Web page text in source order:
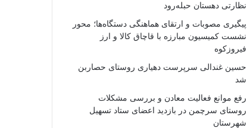
نظارتی دهستان حبله‌رود
پیگیری مصوبات و ارتقای هماهنگی دستگاه‌ها؛ محور
نشست کمیسیون مبارزه با قاچاق کالا و ارز
فیروزکوه
حسین غندالی سرپرست دهیاری روستای حصاربن
شد
رفع موانع فعالیت معادن و بررسی مشکلات
روستای سرچمن در بازدید اعضای ستاد تسهیل
شهرستان